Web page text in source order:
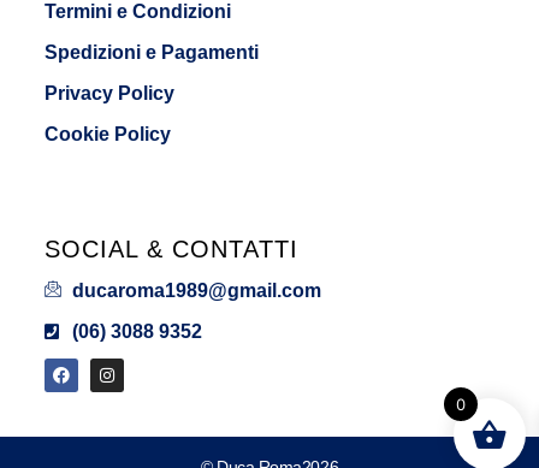
Termini e Condizioni
Spedizioni e Pagamenti
Privacy Policy
Cookie Policy
SOCIAL & CONTATTI
ducaroma1989@gmail.com
(06) 3088 9352
0